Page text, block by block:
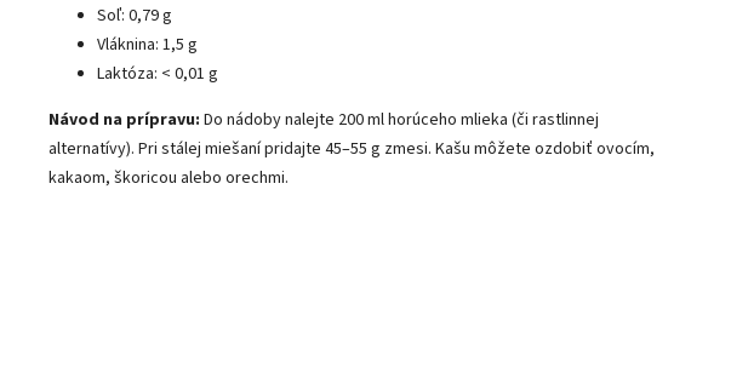
Soľ: 0,79 g
Vláknina: 1,5 g
Laktóza: < 0,01 g
Návod na prípravu: Do nádoby nalejte 200 ml horúceho mlieka (či rastlinnej
alternatívy). Pri stálej miešaní pridajte 45–55 g zmesi. Kašu môžete ozdobiť ovocím,
kakaom, škoricou alebo orechmi.